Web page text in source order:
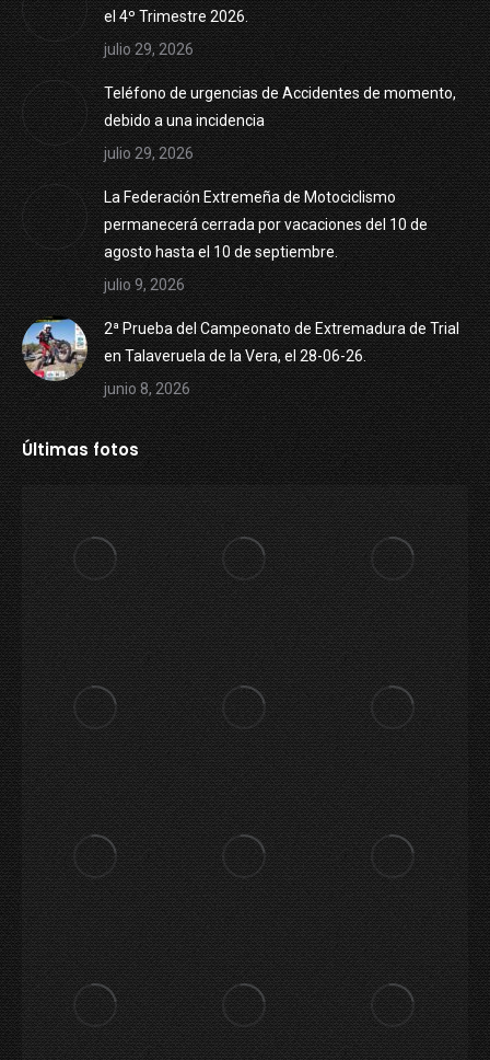
el 4º Trimestre 2026.
julio 29, 2026
Teléfono de urgencias de Accidentes de momento,
debido a una incidencia
julio 29, 2026
La Federación Extremeña de Motociclismo
permanecerá cerrada por vacaciones del 10 de
agosto hasta el 10 de septiembre.
julio 9, 2026
2ª Prueba del Campeonato de Extremadura de Trial
en Talaveruela de la Vera, el 28-06-26.
junio 8, 2026
Últimas fotos